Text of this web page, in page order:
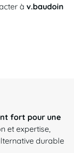
à v.baudoin
fort pour une
et expertise,
durable